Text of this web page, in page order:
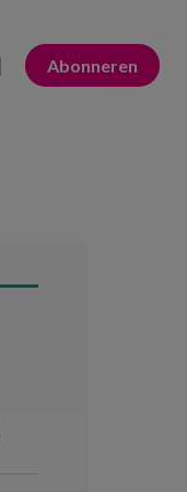
Abonneren